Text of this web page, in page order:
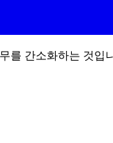
를 간소화하는 것입